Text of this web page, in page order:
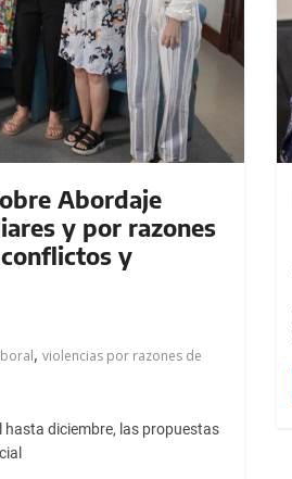
Abordaje
y por razones
y
, violencias por razones de
hasta diciembre, las propuestas